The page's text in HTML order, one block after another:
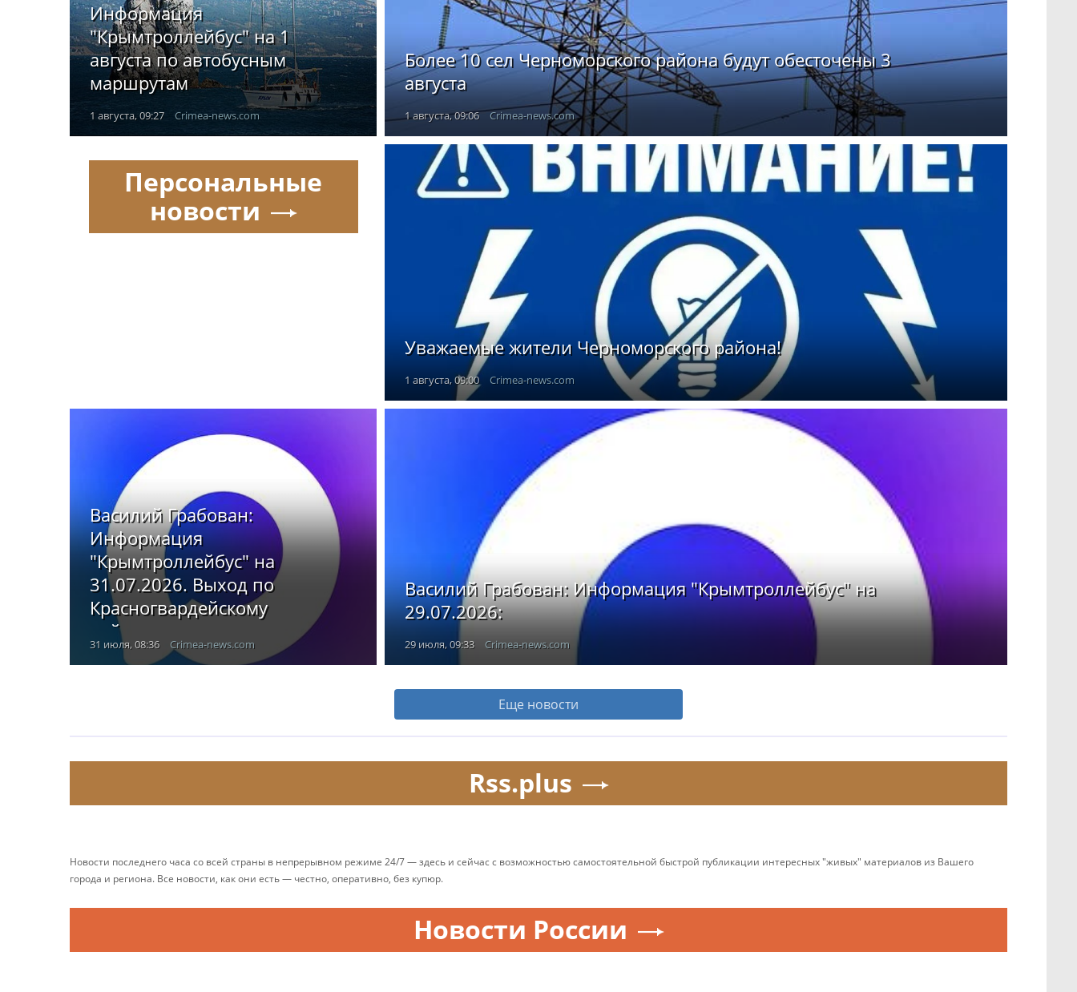
Информация
"Крымтроллейбус" на 1
августа по автобусным
маршрутам
1 августа, 09:27 Crimea-news.com
Более 10 сел Черноморского района будут обесточены 3
августа
1 августа, 09:06 Crimea-news.com
Персональные
новости
Уважаемые жители Черноморского района!
1 августа, 09:00 Crimea-news.com
Василий Грабован:
Информация
"Крымтроллейбус" на
31.07.2026. Выход по
Красногвардейскому
району:
31 июля, 08:36 Crimea-news.com
Василий Грабован: Информация "Крымтроллейбус" на
29.07.2026:
29 июля, 09:33 Crimea-news.com
Еще новости
Rss.plus
Новости последнего часа со всей страны в непрерывном режиме 24/7 — здесь и сейчас с возможностью самостоятельной быстрой публикации интересных "живых" материалов из Вашего
города и региона. Все новости, как они есть — честно, оперативно, без купюр.
Новости России